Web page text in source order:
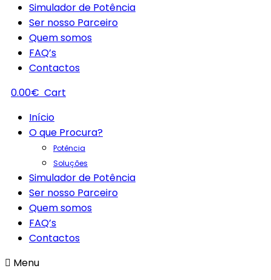
Simulador de Potência
Ser nosso Parceiro
Quem somos
FAQ’s
Contactos
0.00€ Cart
Início
O que Procura?
Potência
Soluções
Simulador de Potência
Ser nosso Parceiro
Quem somos
FAQ’s
Contactos
Menu